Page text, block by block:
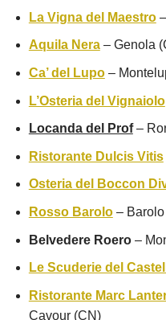
La Vigna del Maestro–
Aquila Nera– Genola
Ca’ del Lupo–
L’Osteria del Vignaiolo
Locanda del Prof–
Ristorante Dulcis Vitis
Osteria del Boccon
Rosso Barolo– Barolo
Belvedere Roero–
Le Scuderie del
Ristorante Marc
Cavour (CN)